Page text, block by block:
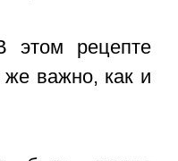
этом рецепте
же важно, как и